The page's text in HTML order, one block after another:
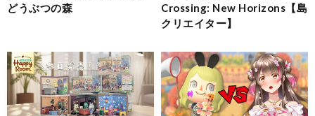
どうぶつの森
Crossing: New Horizons【島
クリエイター】